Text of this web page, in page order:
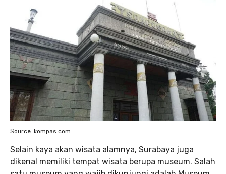
Source: kompas.com
Selain kaya akan wisata alamnya, Surabaya juga
dikenal memiliki tempat wisata berupa museum. Salah